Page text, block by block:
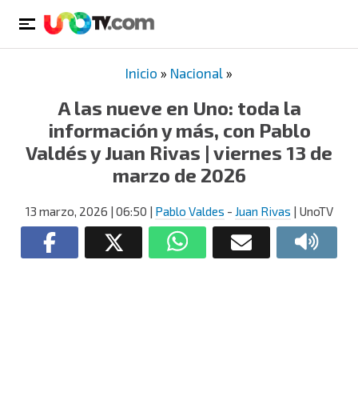
Inicio » Nacional »
A las nueve en Uno: toda la
información y más, con Pablo
Valdés y Juan Rivas | viernes 13 de
marzo de 2026
13 marzo, 2026 | 06:50 | Pablo Valdes - Juan Rivas | UnoTV